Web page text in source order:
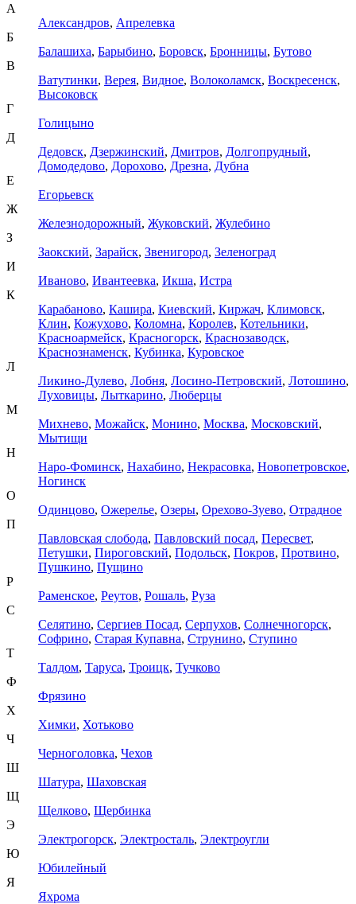
А
Александров, Апрелевка
Б
Балашиха, Барыбино, Боровск, Бронницы, Бутово
В
Ватутинки, Верея, Видное, Волоколамск, Воскресенск,
Высоковск
Г
Голицыно
Д
Дедовск, Дзержинский, Дмитров, Долгопрудный,
Домодедово, Дорохово, Дрезна, Дубна
Е
Егорьевск
Ж
Железнодорожный, Жуковский, Жулебино
З
Заокский, Зарайск, Звенигород, Зеленоград
И
Иваново, Ивантеевка, Икша, Истра
К
Карабаново, Кашира, Киевский, Киржач, Климовск,
Клин, Кожухово, Коломна, Королев, Котельники,
Красноармейск, Красногорск, Краснозаводск,
Краснознаменск, Кубинка, Куровское
Л
Ликино-Дулево, Лобня, Лосино-Петровский, Лотошино,
Луховицы, Лыткарино, Люберцы
М
Михнево, Можайск, Монино, Москва, Московский,
Мытищи
Н
Наро-Фоминск, Нахабино, Некрасовка, Новопетровское,
Ногинск
О
Одинцово, Ожерелье, Озеры, Орехово-Зуево, Отрадное
П
Павловская слобода, Павловский посад, Пересвет,
Петушки, Пироговский, Подольск, Покров, Протвино,
Пушкино, Пущино
Р
Раменское, Реутов, Рошаль, Руза
С
Селятино, Сергиев Посад, Серпухов, Солнечногорск,
Софрино, Старая Купавна, Струнино, Ступино
Т
Талдом, Таруса, Троицк, Тучково
Ф
Фрязино
Х
Химки, Хотьково
Ч
Черноголовка, Чехов
Ш
Шатура, Шаховская
Щ
Щелково, Щербинка
Э
Электрогорск, Электросталь, Электроугли
Ю
Юбилейный
Я
Яхрома